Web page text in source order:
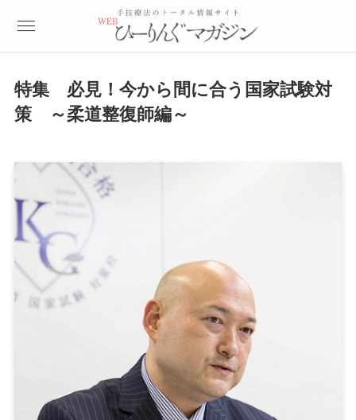
特集 必見！今から間に合う国家試験対
策 ～柔道整復師編～